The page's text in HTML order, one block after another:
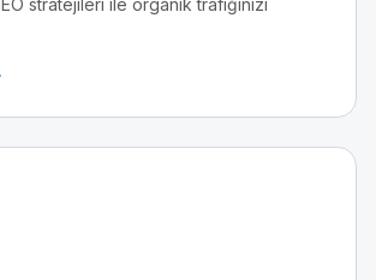
stratejileri ile organik trafiğinizi